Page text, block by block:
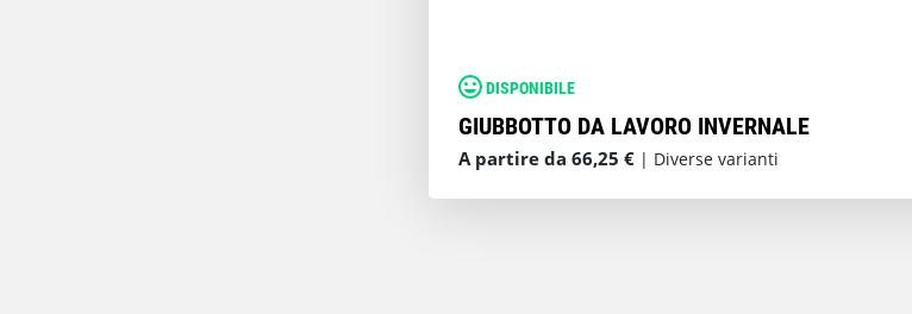
DISPONIBILE
GIUBBOTTO DA LAVORO INVERNALE
A partire da 66,25 € | Diverse varianti